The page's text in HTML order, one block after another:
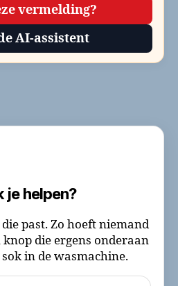
vermelding?
AI-assistent
je helpen?
past. Zo hoeft niemand
die ergens onderaan
in de wasmachine.